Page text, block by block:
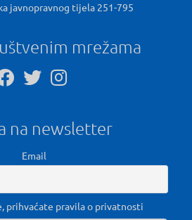
javnopravnog tijela 251-795
mrežama
na newsletter
Email
prihvaćate pravila o privatnosti